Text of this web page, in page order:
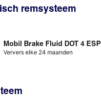
remsysteem
Mobil Brake Fluid DOT 4 ESP
Ververs elke 24 maanden